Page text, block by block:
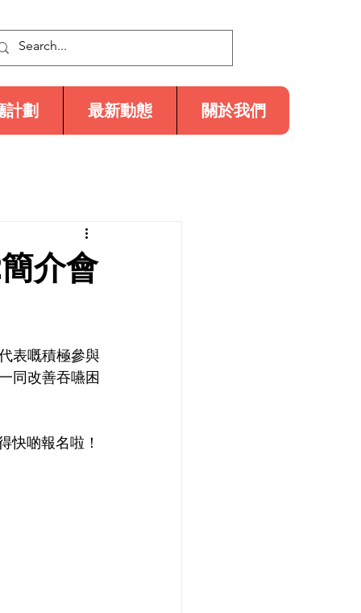
計劃 最新動態 關於我們
介會
表嘅積極參與
同改善吞嚥困
快啲報名啦！